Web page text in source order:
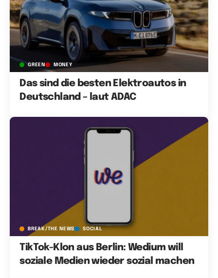
GREEN MONEY
Das sind die besten Elektroautos in
Deutschland – laut ADAC
BREAK/THE NEWS SOCIAL
TikTok-Klon aus Berlin: Wedium will
soziale Medien wieder sozial machen